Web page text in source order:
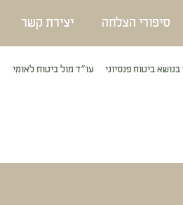
סיפורי הצלחה יצירת קשר
בנושא ביטוח פנסיוני עו״ד מול ביטוח לאומי